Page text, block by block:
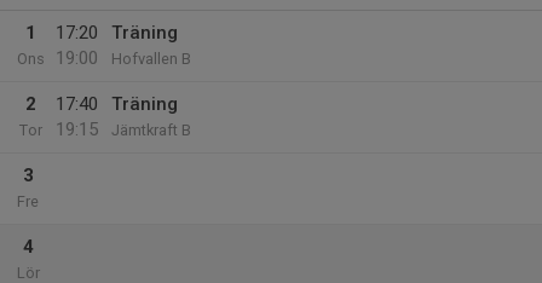
1
Ons
17:20
19:00
Träning
Hofvallen B
2
Tor
17:40
19:15
Träning
Jämtkraft B
3
Fre
4
Lör